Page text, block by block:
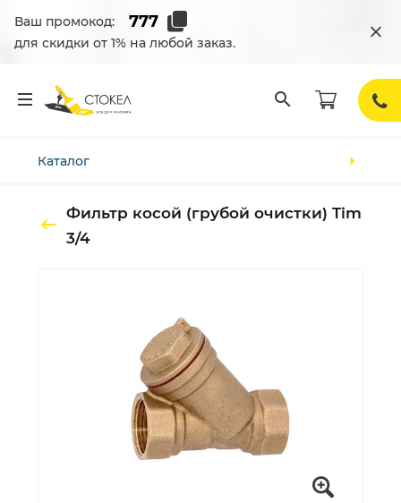
Ваш промокод:
для скидки от 1% на любой заказ.
Каталог
Фильтр косой (грубой очистки) Tim
3/4